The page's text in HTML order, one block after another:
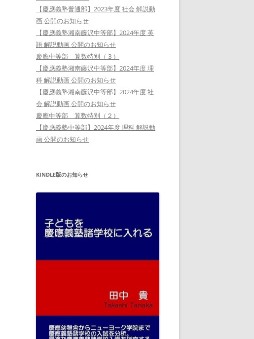
【慶應義塾普通部】2023年度 社会 解説動
画 公開のお知らせ
【慶應義塾湘南藤沢中等部】2024年度 英
語 解説動画 公開のお知らせ
慶應中等部 算数特別（３）
【慶應義塾湘南藤沢中等部】2024年度 理
科 解説動画 公開のお知らせ
【慶應義塾湘南藤沢中等部】2024年度 社
会 解説動画 公開のお知らせ
慶應中等部 算数特別（２）
【慶應義塾中等部】2024年度 理科 解説動
画 公開のお知らせ
KINDLE版のお知らせ